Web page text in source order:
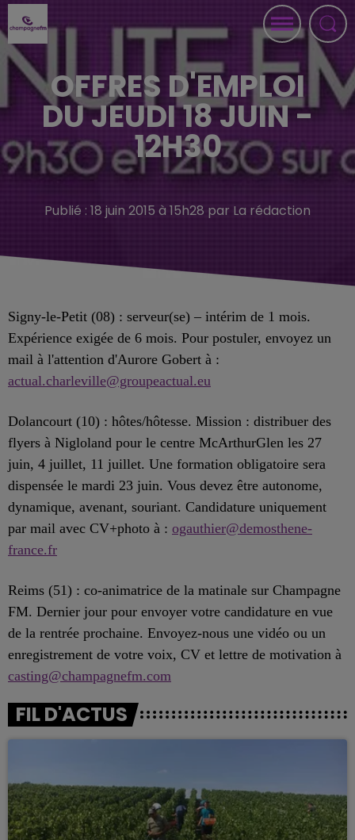
OFFRES D'EMPLOI
DU JEUDI 18 JUIN -
12H30
Publié : 18 juin 2015 à 15h28 par La rédaction
Signy-le-Petit (08) : serveur(se) – intérim de 1 mois.
Expérience exigée de 6 mois. Pour postuler, envoyez un
mail à l'attention d'Aurore Gobert à :
actual.charleville@groupeactual.eu
Dolancourt (10) : hôtes/hôtesse. Mission : distribuer des
flyers à Nigloland pour le centre McArthurGlen les 27
juin, 4 juillet, 11 juillet. Une formation obligatoire sera
dispensée le mardi 23 juin. Vous devez être autonome,
dynamique, avenant, souriant. Candidature uniquement
par mail avec CV+photo à : ogauthier@demosthene-
france.fr
Reims (51) : co-animatrice de la matinale sur Champagne
FM. Dernier jour pour envoyer votre candidature en vue
de la rentrée prochaine. Envoyez-nous une vidéo ou un
enregistrement de votre voix, CV et lettre de motivation à
casting@champagnefm.com
FIL D'ACTUS